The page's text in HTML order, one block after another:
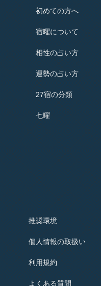
初めての方へ
宿曜について
相性の占い方
運勢の占い方
27宿の分類
七曜
推奨環境
個人情報の取扱い
利用規約
よくある質問